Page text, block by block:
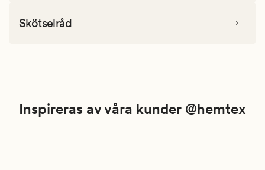
Skötselråd
Inspireras av våra kunder @hemtex